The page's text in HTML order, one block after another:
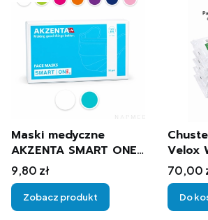
Maski medyczne
AKZENTA SMART ONE
– kolorowe, 3-
warstwowe, 50 szt.
Cena
9,80 zł
Zobacz produkt
Velox
szt.
Cena
70,00
Do